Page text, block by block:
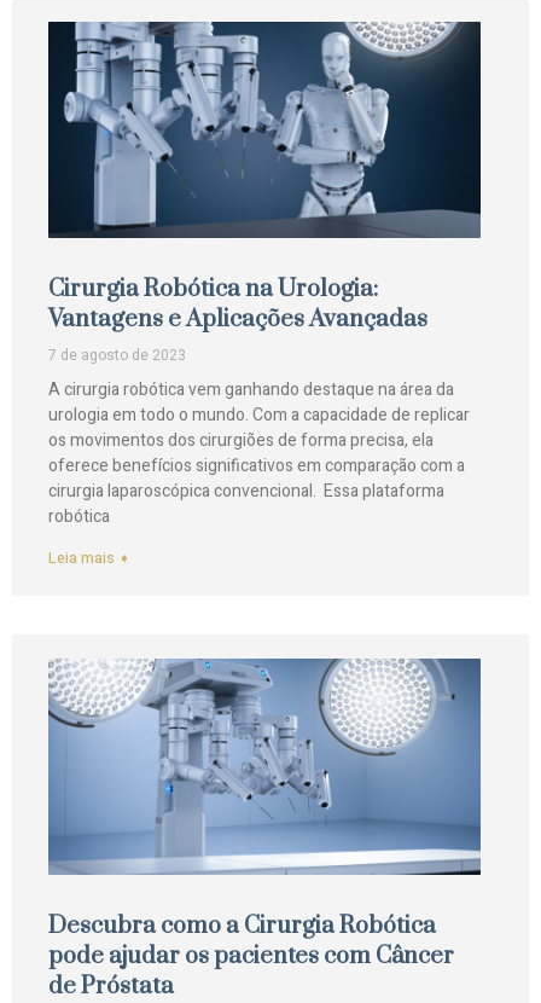
Cirurgia Robótica na Urologia:
Vantagens e Aplicações Avançadas
7 de agosto de 2023
A cirurgia robótica vem ganhando destaque na área da
urologia em todo o mundo. Com a capacidade de replicar
os movimentos dos cirurgiões de forma precisa, ela
oferece benefícios significativos em comparação com a
cirurgia laparoscópica convencional. Essa plataforma
robótica
Leia mais ➧
Descubra como a Cirurgia Robótica
pode ajudar os pacientes com Câncer
de Próstata